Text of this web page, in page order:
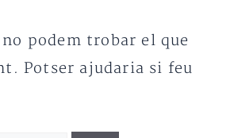
no podem trobar el que
Potser ajudaria si feu